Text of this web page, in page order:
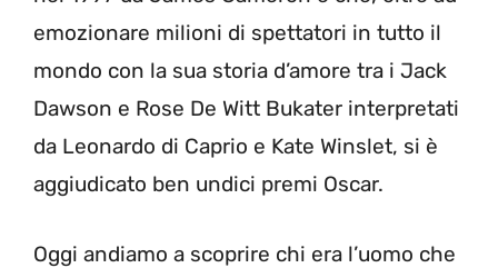
emozionare milioni di spettatori in tutto il
mondo con la sua storia d’amore tra i Jack
Dawson e Rose De Witt Bukater interpretati
da Leonardo di Caprio e Kate Winslet, si è
aggiudicato ben undici premi Oscar.
Oggi andiamo a scoprire chi era l’uomo che